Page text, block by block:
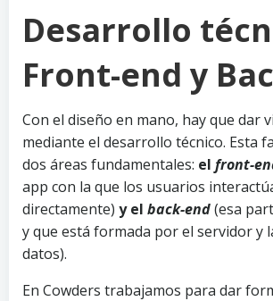
Desarrollo
Front-end y
Con el diseño en mano, hay que dar
mediante el desarrollo técnico. Esta
dos áreas fundamentales: el front-
app con la que los usuarios
directamente) y el back-end(esa
y que está formada por el servidor y
datos).
En Cowders trabajamos para dar